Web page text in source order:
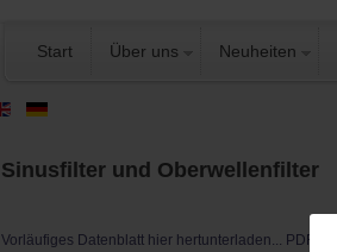
Start Über uns Neuheiten
Sinusfilter und Oberwellenfilter
Vorläufiges Datenblatt hier hertunterladen... PDF